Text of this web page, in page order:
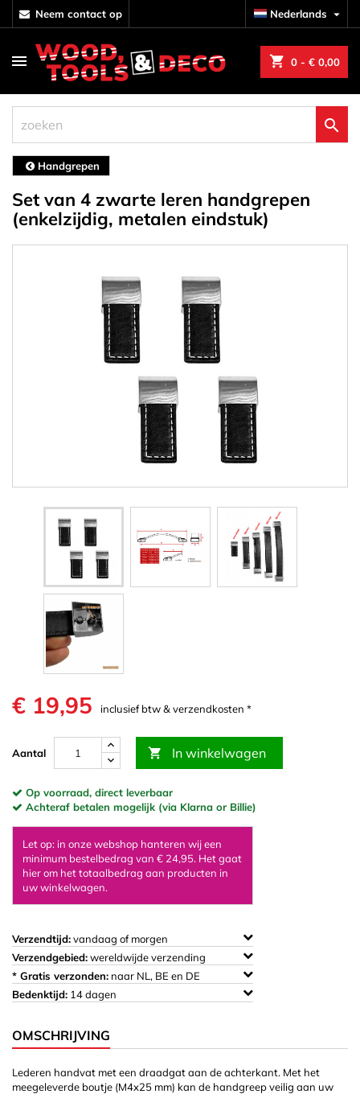
neem contact op Nederlands 
shopping_cart 0 - € 0,00

Handgrepen
Set van 4 zwarte leren handgrepen
(enkelzijdig, metalen eindstuk)
€ 19,95 inclusief btw & verzendkosten *
Aantal  In winkelwagen
Op voorraad, direct leverbaar
Achteraf betalen mogelijk (via Klarna or Billie)
Let op: in onze webshop hanteren wij een
minimum bestelbedrag van € 24,95. Het gaat
hier om het totaalbedrag aan producten in
uw winkelwagen.
Verzendtijd:vandaag of morgen
Verzendgebied:wereldwijde verzending
* Gratis verzonden: naar NL, BE en DE
Bedenktijd: 14 dagen
OMSCHRIJVING
Lederen handvat met een draadgat aan de achterkant. Met het
meegeleverde boutje (M4x25 mm) kan de handgreep veilig aan uw